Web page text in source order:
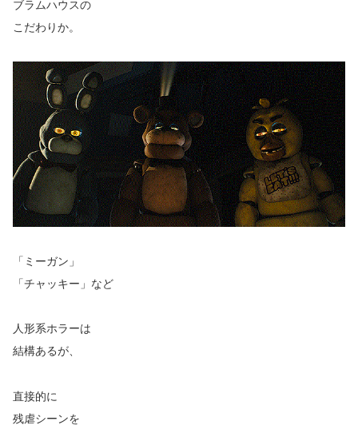
ブラムハウスの
こだわりか。
「ミーガン」
「チャッキー」など
人形系ホラーは
結構あるが、
直接的に
残虐シーンを